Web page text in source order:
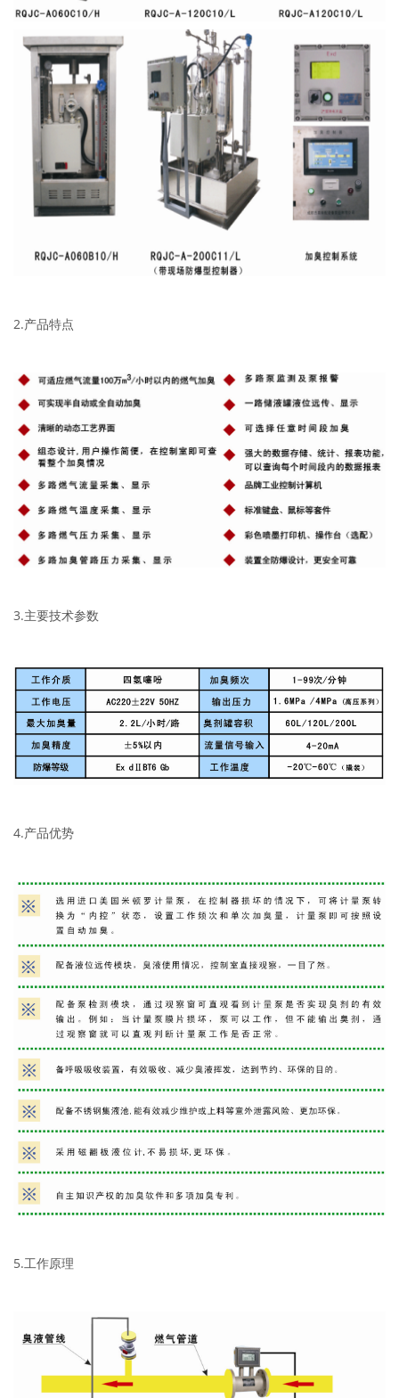
2.产品特点
3.主要技术参数
4.产品优势
5.工作原理